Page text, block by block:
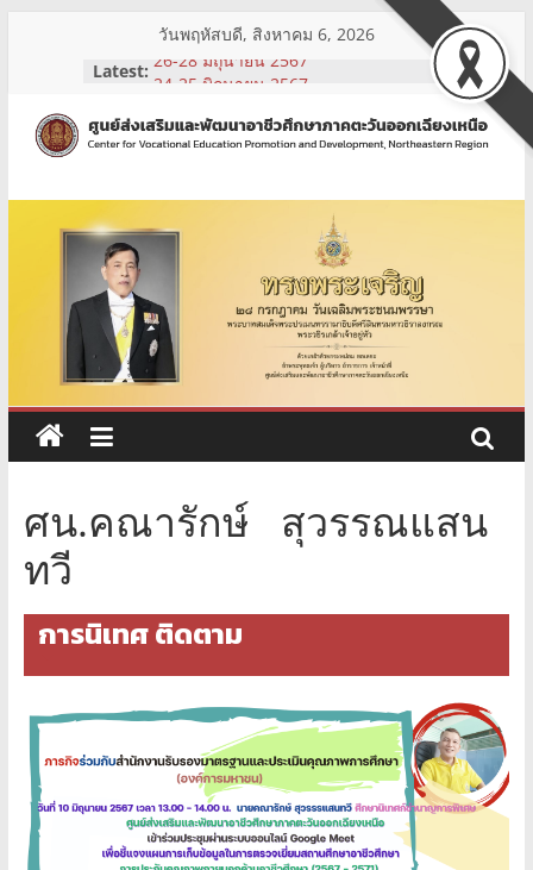
วันพฤหัสบดี, สิงหาคม 6, 2026
Latest: 26-28 มิถุนายน 2567
รับสมัครบุคคลเพื่อคัดเลือกเป็นเจ้าหน้าที่
จ้างเหมาบริการ
ศูนย์
ส่ง
เสริม
และ
พัฒนา
อาชีวศึกษา
ภาค
ตะวัน
ออก
เฉียง
เหนือ
ศน.คณารักษ์ สุวรรณแสน
ทวี
การนิเทศ ติดตาม